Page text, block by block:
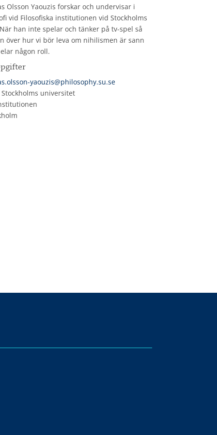
Olsson Yaouzis forskar och undervisar i
vid Filosofiska institutionen vid Stockholms
han inte spelar och tänker på tv-spel så
över hur vi bör leva om nihilismen är sann
någon roll.
yaouzis@philosophy.su.se
Stockholms universitet